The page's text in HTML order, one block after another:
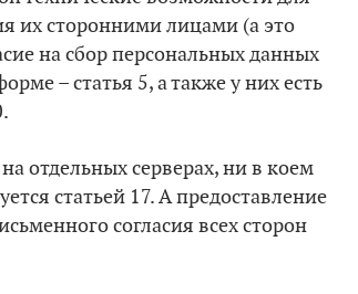
их сторонними лицами (а это
на сбор персональных данных
– статья 5, а также у них есть
отдельных серверах, ни в коем
статьей 17. А предоставление
согласия всех сторон